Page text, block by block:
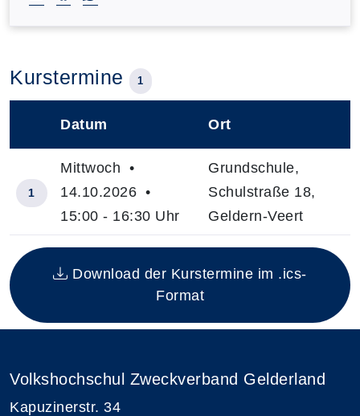
Kurstermine 1
Insgesamt gibt es 1 Termine zum diesen Kurs
Datum Ort
1
Mittwoch •
14.10.2026 •
15:00 - 16:30 Uhr
Grundschule,
Schulstraße 18,
Geldern-Veert
Download der Kurstermine im .ics-
Format
Volkshochschul Zweckverband Gelderland
Kapuzinerstr. 34